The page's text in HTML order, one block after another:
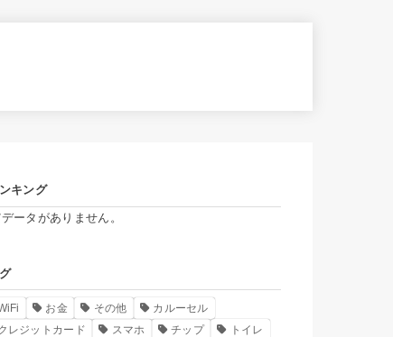
キング
データがありません。
お金 その他
カルーセル
レジットカード
スマホ チップ
トイレ